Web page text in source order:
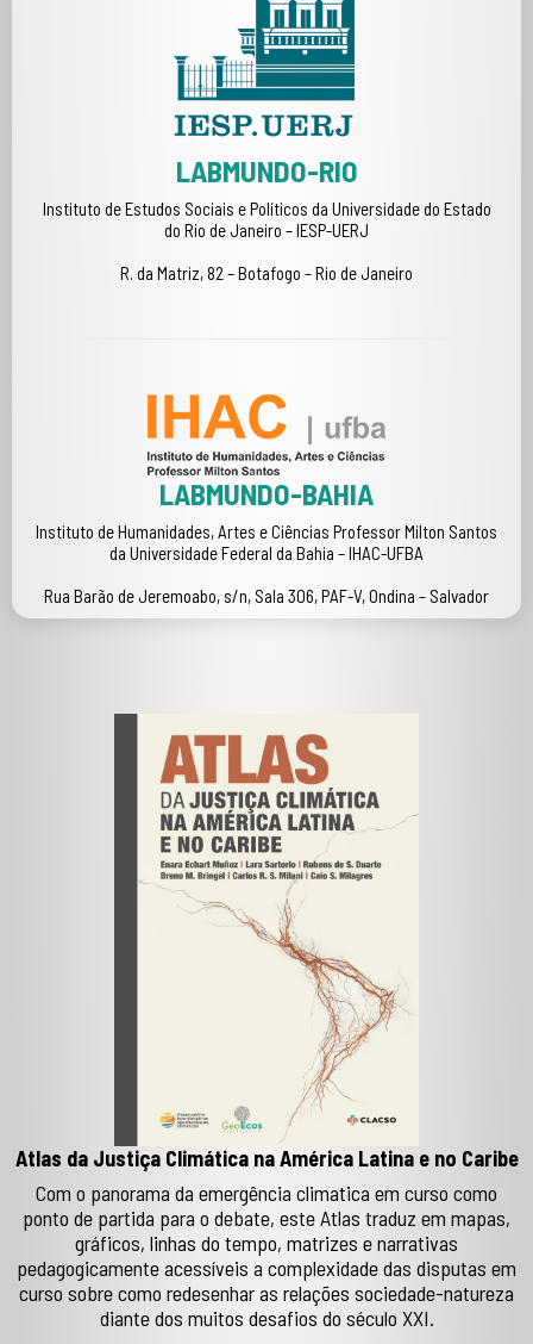
LABMUNDO-RIO
Instituto de Estudos Sociais e Políticos da Universidade do Estado
do Rio de Janeiro – IESP-UERJ
R. da Matriz, 82 – Botafogo – Rio de Janeiro
LABMUNDO-BAHIA
Instituto de Humanidades, Artes e Ciências Professor Milton Santos
da Universidade Federal da Bahia – IHAC-UFBA
Rua Barão de Jeremoabo, s/n, Sala 306, PAF-V, Ondina – Salvador
Atlas da Justiça Climática na América Latina e no Caribe
Com o panorama da emergência climatica em curso como
ponto de partida para o debate, este Atlas traduz em mapas,
gráficos, linhas do tempo, matrizes e narrativas
pedagogicamente acessíveis a complexidade das disputas em
curso sobre como redesenhar as relações sociedade-natureza
diante dos muitos desafios do século XXI.